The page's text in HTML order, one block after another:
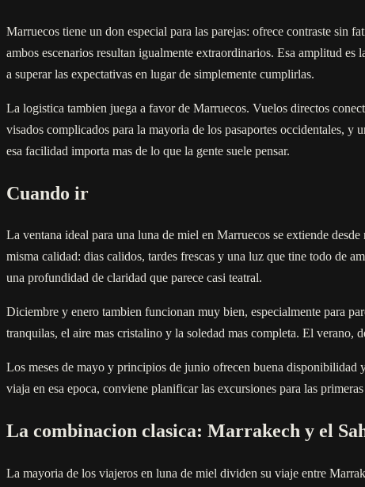
Marruecos tiene un don especial para las parejas: ofrece contraste sin
ambos escenarios resultan igualmente extraordinarios. Esa amplitud
a superar las expectativas en lugar de simplemente cumplirlas.
La logistica tambien juega a favor de Marruecos. Vuelos directos
visados complicados para la mayoria de los pasaportes occidentales, y
esa facilidad importa mas de lo que la gente suele pensar.
Cuando ir
La ventana ideal para una luna de miel en Marruecos se extiende
misma calidad: dias calidos, tardes frescas y una luz que tine todo de
una profundidad de claridad que parece casi teatral.
Diciembre y enero tambien funcionan muy bien, especialmente para
tranquilas, el aire mas cristalino y la soledad mas completa. El verano,
Los meses de mayo y principios de junio ofrecen buena disponibilidad
viaja en esa epoca, conviene planificar las excursiones para las
La combinacion clasica: Marrakech y el
La mayoria de los viajeros en luna de miel dividen su viaje entre